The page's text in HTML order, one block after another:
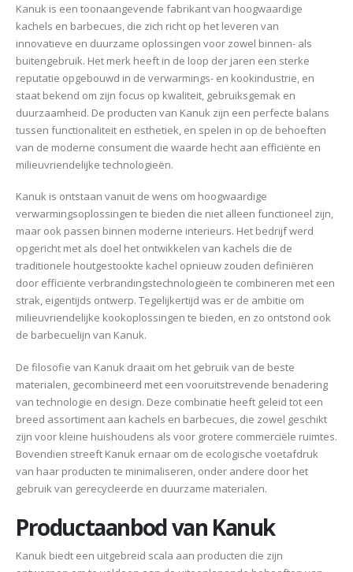
Kanuk is een toonaangevende fabrikant van hoogwaardige
kachels en barbecues, die zich richt op het leveren van
innovatieve en duurzame oplossingen voor zowel binnen- als
buitengebruik. Het merk heeft in de loop der jaren een sterke
reputatie opgebouwd in de verwarmings- en kookindustrie, en
staat bekend om zijn focus op kwaliteit, gebruiksgemak en
duurzaamheid. De producten van Kanuk zijn een perfecte balans
tussen functionaliteit en esthetiek, en spelen in op de behoeften
van de moderne consument die waarde hecht aan efficiënte en
milieuvriendelijke technologieën.
Kanuk is ontstaan vanuit de wens om hoogwaardige
verwarmingsoplossingen te bieden die niet alleen functioneel zijn,
maar ook passen binnen moderne interieurs. Het bedrijf werd
opgericht met als doel het ontwikkelen van kachels die de
traditionele houtgestookte kachel opnieuw zouden definiëren
door efficiënte verbrandingstechnologieën te combineren met een
strak, eigentijds ontwerp. Tegelijkertijd was er de ambitie om
milieuvriendelijke kookoplossingen te bieden, en zo ontstond ook
de barbecuelijn van Kanuk.
De filosofie van Kanuk draait om het gebruik van de beste
materialen, gecombineerd met een vooruitstrevende benadering
van technologie en design. Deze combinatie heeft geleid tot een
breed assortiment aan kachels en barbecues, die zowel geschikt
zijn voor kleine huishoudens als voor grotere commerciële ruimtes.
Bovendien streeft Kanuk ernaar om de ecologische voetafdruk
van haar producten te minimaliseren, onder andere door het
gebruik van gerecycleerde en duurzame materialen.
Productaanbod van Kanuk
Kanuk biedt een uitgebreid scala aan producten die zijn